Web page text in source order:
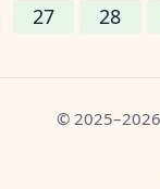
27
28
©